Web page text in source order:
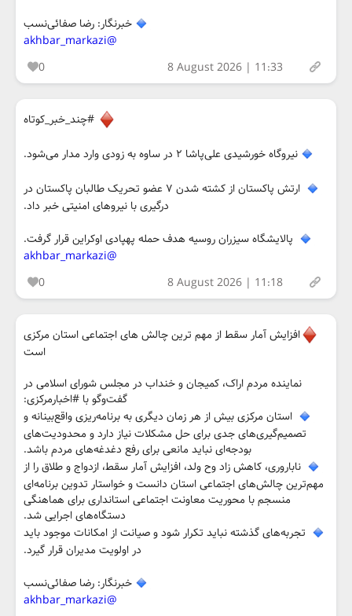
خبرنگار: رضا صفائی‌نسب
@akhbar_markazi
0
8 August 2026 | 11:33
#چند_خبر_کوتاه
نیروگاه خورشیدی علی‌پاشا ۲ در ساوه به زودی وارد مدار می‌شود.
ارتش پاکستان از کشته شدن ۷ عضو تحریک طالبان پاکستان در
درگیری با نیروهای امنیتی خبر داد.
پالایشگاه سیزران روسیه هدف حمله پهپادی اوکراین قرار گرفت.
@akhbar_markazi
0
8 August 2026 | 11:18
افزایش آمار سقط از مهم ترین چالش های اجتماعی استان مرکزی
است
نماینده مردم اراک، کمیجان و خنداب در مجلس شورای اسلامی در
گفت‌وگو با #اخبارمرکزی:
استان مرکزی بیش از هر زمان دیگری به برنامه‌ریزی واقع‌بینانه و
تصمیم‌گیری‌های جدی برای حل مشکلات نیاز دارد و محدودیت‌های
بودجه‌ای نباید مانعی برای رفع دغدغه‌های مردم باشد.
ناباروری، کاهش زاد وح ولد، افزایش آمار سقط، ازدواج و طلاق را از
مهم‌ترین چالش‌های اجتماعی استان دانست و خواستار تدوین برنامه‌ای
منسجم با محوریت معاونت اجتماعی استانداری برای هماهنگی
دستگاه‌های اجرایی شد.
تجربه‌های گذشته نباید تکرار شود و صیانت از امکانات موجود باید
در اولویت مدیران قرار گیرد.
خبرنگار: رضا صفائی‌نسب
@akhbar_markazi